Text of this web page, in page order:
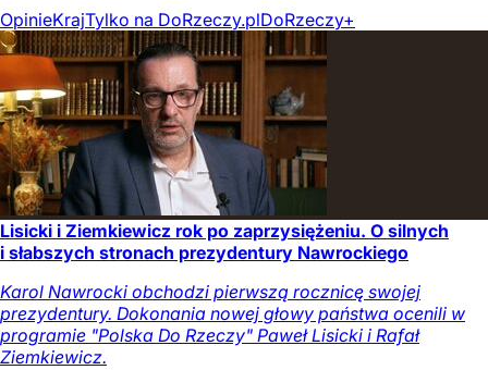
OpinieKrajTylko na DoRzeczy.plDoRzeczy+
Lisicki i Ziemkiewicz rok po zaprzysiężeniu. O silnych
i słabszych stronach prezydentury Nawrockiego
Karol Nawrocki obchodzi pierwszą rocznicę swojej
prezydentury. Dokonania nowej głowy państwa ocenili w
programie "Polska Do Rzeczy" Paweł Lisicki i Rafał
Ziemkiewicz.